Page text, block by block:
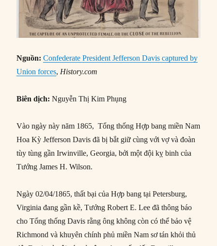
Nguồn:Confederate President Jefferson Davis captured by
Union forces, History.com
Biên dịch: Nguyễn Thị Kim Phụng
Vào ngày này năm 1865, Tổng thống Hợp bang miền Nam
Hoa Kỳ Jefferson Davis đã bị bắt giữ cùng với vợ và đoàn
tùy tùng gần Irwinville, Georgia, bởi một đội kỵ binh của
Tướng James H. Wilson.
Ngày 02/04/1865, thất bại của Hợp bang tại Petersburg,
Virginia đang gần kề, Tướng Robert E. Lee đã thông báo
cho Tổng thống Davis rằng ông không còn có thể bảo vệ
Richmond và khuyên chính phủ miền Nam sơ tán khỏi thủ